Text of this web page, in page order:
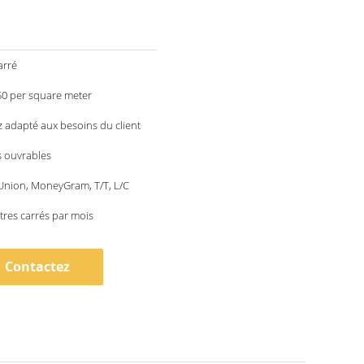
per square meter
adapté aux besoins du client
ouvrables
MoneyGram, T/T, L/C
carrés par mois
Contactez